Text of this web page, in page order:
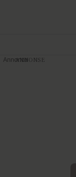
Annonce